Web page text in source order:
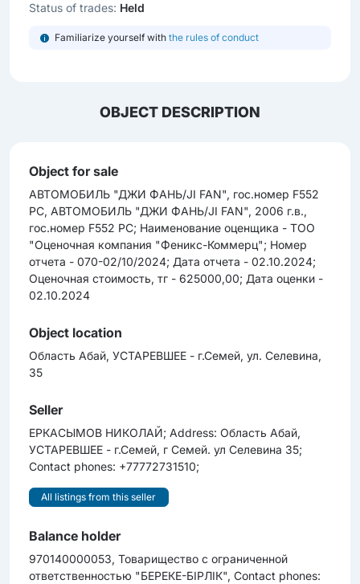
Status of trades: Held
Familiarize yourself with the rules of conduct
OBJECT DESCRIPTION
Object for sale
АВТОМОБИЛЬ "ДЖИ ФАНЬ/JI FAN", гос.номер F552
PC, АВТОМОБИЛЬ "ДЖИ ФАНЬ/JI FAN", 2006 г.в.,
гос.номер F552 PC; Наименование оценщика - ТОО
"Оценочная компания "Феникс-Коммерц"; Номер
отчета - 070-02/10/2024; Дата отчета - 02.10.2024;
Оценочная cтоимоcть, тг - 625000,00; Дата оценки -
02.10.2024
Object location
Область Абай, УСТАРЕВШЕЕ - г.Семей, ул. Селевина,
35
Seller
ЕРКАСЫМОВ НИКОЛАЙ; Address: Область Абай,
УСТАРЕВШЕЕ - г.Семей, г Семей. ул Селевина 35;
Contact phones: +77772731510;
All listings from this seller
Balance holder
970140000053, Товарищество с ограниченной
ответственностью "БЕРЕКЕ-БІРЛІК", Contact phones: